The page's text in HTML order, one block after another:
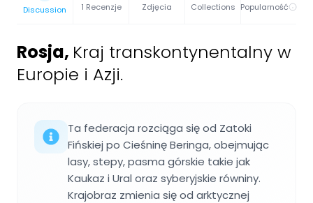
Discussion 1 Recenzje Zdjęcia Collections Popularność
Rosja, Kraj transkontynentalny w
Europie i Azji.
Ta federacja rozciąga się od Zatoki
Fińskiej po Cieśninę Beringa, obejmując
lasy, stepy, pasma górskie takie jak
Kaukaz i Ural oraz syberyjskie równiny.
Krajobraz zmienia się od arktycznej